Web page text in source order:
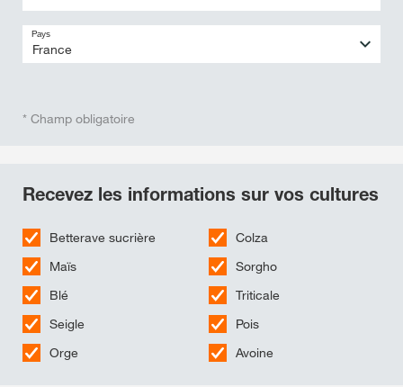
Pays
* Champ obligatoire
Recevez les informations sur vos cultures
Betterave sucrière
Maïs
Blé
Seigle
Orge
Colza
Sorgho
Triticale
Pois
Avoine